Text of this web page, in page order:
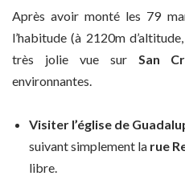
Après avoir monté les 79
l’habitude (à 2120m
très jolie vue sur San
environnantes.
Visiter l’église de
suivant simplement la rue
libre.